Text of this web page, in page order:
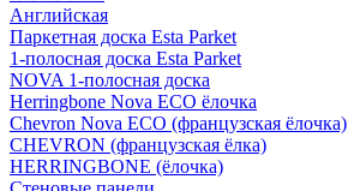
Английская
Паркетная доска Esta Parket
1-полосная доска Esta Parket
NOVA 1-полосная доска
Herringbone Nova ECO ёлочка
Chevron Nova ECO (французская ёлочка)
CHEVRON (французская ёлка)
HERRINGBONE (ёлочка)